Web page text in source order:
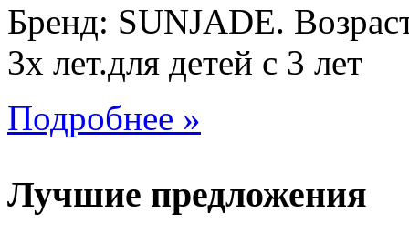
Бренд: SUNJADE.
3х лет.для детей с 3 лет
Подробнее »
Лучшие предложения